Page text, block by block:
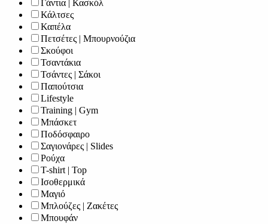
Γάντια | Κασκόλ
Κάλτσες
Καπέλα
Πετσέτες | Μπουρνούζια
Σκούφοι
Τσαντάκια
Τσάντες | Σάκοι
Παπούτσια
Lifestyle
Training | Gym
Μπάσκετ
Ποδόσφαιρο
Σαγιονάρες | Slides
Ρούχα
T-shirt | Top
Ισοθερμικά
Μαγιό
Μπλούζες | Ζακέτες
Μπουφάν